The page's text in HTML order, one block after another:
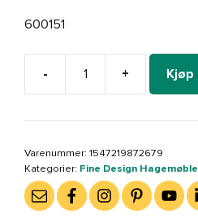
600151
-
cm
600151)
antall
+ Kjøp
Varenummer: 1547219872679
Kategorier: Fine Design